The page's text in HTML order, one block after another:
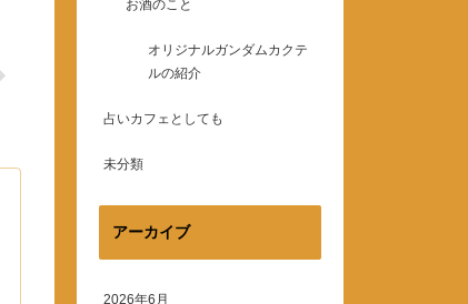
お酒のこと
オリジナルガンダムカクテ
ルの紹介
占いカフェとしても
未分類
アーカイブ
2026年6月